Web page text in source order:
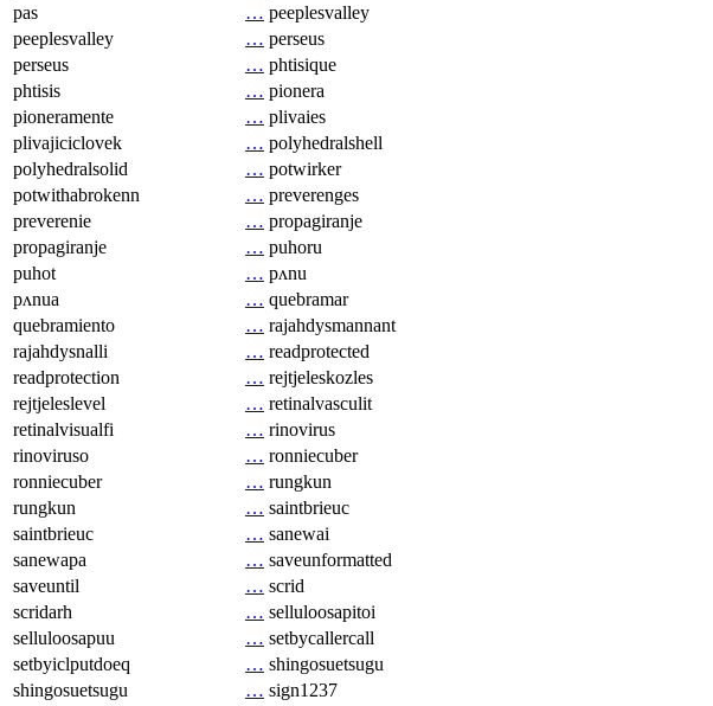
pas
… peeplesvalley
peeplesvalley
… perseus
perseus
… phtisique
phtisis
… pionera
pioneramente
… plivaies
plivajiciclovek
… polyhedralshell
polyhedralsolid
… potwirker
potwithabrokenn
… preverenges
preverenie
… propagiranje
propagiranje
… puhoru
puhot
… pʌnu
pʌnua
… quebramar
quebramiento
… rajahdysmannant
rajahdysnalli
… readprotected
readprotection
… rejtjeleskozles
rejtjeleslevel
… retinalvasculit
retinalvisualfi
… rinovirus
rinoviruso
… ronniecuber
ronniecuber
… rungkun
rungkun
… saintbrieuc
saintbrieuc
… sanewai
sanewapa
… saveunformatted
saveuntil
… scrid
scridarh
… selluloosapitoi
selluloosapuu
… setbycallercall
setbyiclputdoeq
… shingosuetsugu
shingosuetsugu
… sign1237